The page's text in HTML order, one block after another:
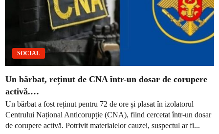
SOCIAL
Un bărbat, reținut de CNA într-un dosar de corupere
activă.…
Un bărbat a fost reținut pentru 72 de ore și plasat în izolatorul
Centrului Național Anticorupție (CNA), fiind cercetat într-un dosar
de corupere activă. Potrivit materialelor cauzei, suspectul ar fi...